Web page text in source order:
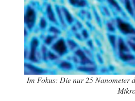
Im Fokus: Die nur 25 Nanometer